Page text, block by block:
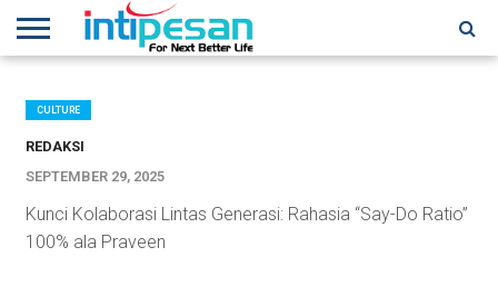
NEWS
CONFERENCES
TRAINING
IPSHOW
EVENT
IP
NETWORK
MORE
CULTURE
REDAKSI
SEPTEMBER 29, 2025
Kunci Kolaborasi Lintas Generasi: Rahasia “Say-Do Ratio”
100% ala Praveen